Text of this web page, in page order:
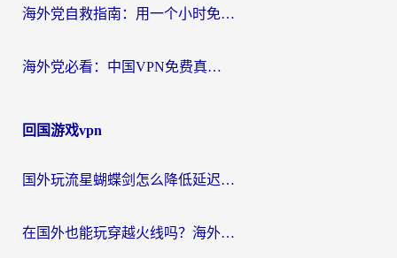
海外党自救指南：用一个小时免费加速器，轻松打破国内资源访问壁垒？
海外党必看：中国VPN免费真的靠谱吗？手把手教你选对回国加速器
回国游戏vpn
国外玩流星蝴蝶剑怎么降低延迟？海外党必看的加速秘籍（含欧洲鸣潮&彩虹岛优化攻略）
在国外也能玩穿越火线吗？海外玩家国服游戏畅玩终极指南